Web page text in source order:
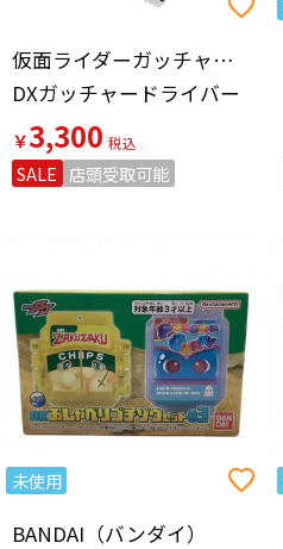
仮面ライダーガッチャード（カメンライダーガッチャード）
DXガッチャードライバー
￥3,300
SALE 店頭受取可能
未使用
BANDAI（バンダイ）